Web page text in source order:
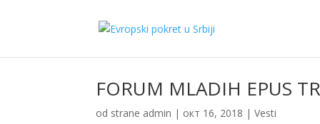
FORUM MLADIH EPUS
od strane admin | окт 16, 2018 |Vesti